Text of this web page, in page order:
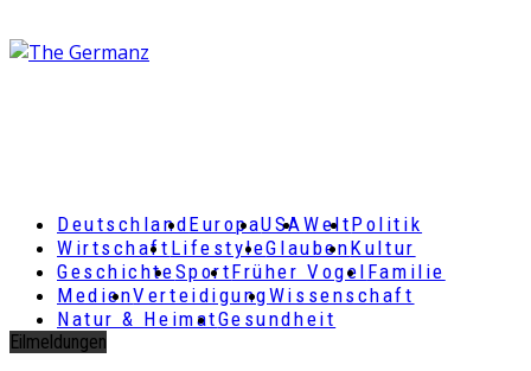
DeutschlandEuropaUSAWeltPolitik
Wirtschaft LifestyleGlaubenKultur
GeschichteSportFrüher Vogel Familie
MedienVerteidigungWissenschaft
Natur & HeimatGesundheit
Eilmeldungen